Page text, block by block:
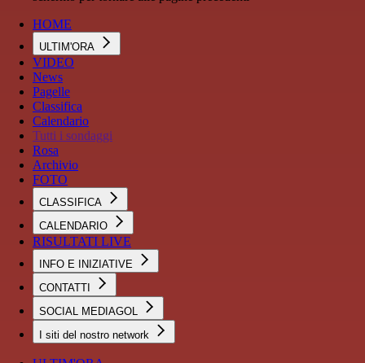
HOME
ULTIM'ORA
VIDEO
News
Pagelle
Classifica
Calendario
Tutti i sondaggi
Rosa
Archivio
FOTO
CLASSIFICA
CALENDARIO
RISULTATI LIVE
INFO E INIZIATIVE
CONTATTI
SOCIAL MEDIAGOL
I siti del nostro network